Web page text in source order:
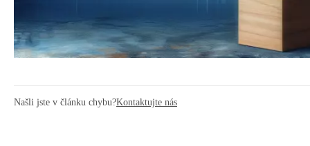
Našli jste v článku chybu?Kontaktujte nás